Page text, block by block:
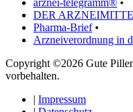
arznei-telegramm® •
DER
Pharma-Brief•
Arzneiverordnung in
Copyright ©2026 Gute
vorbehalten.
| Impressum